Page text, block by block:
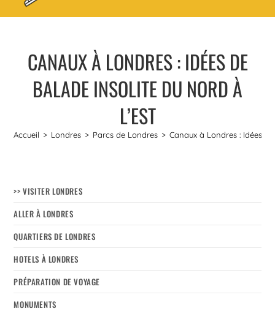
CANAUX À LONDRES : IDÉES DE
BALADE INSOLITE DU NORD À
L’EST
Accueil > Londres > Parcs de Londres > Canaux à Londres : Idées
>> VISITER LONDRES
ALLER À LONDRES
QUARTIERS DE LONDRES
HOTELS À LONDRES
PRÉPARATION DE VOYAGE
MONUMENTS